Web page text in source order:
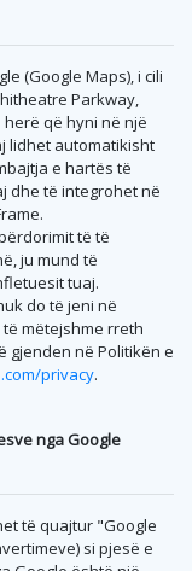
(Google Maps), i cili
Parkway,
herë që hyni në një
lidhet automatikisht
e hartës të
dhe të integrohet në
të të
ju mund të
tuaj.
do të jeni në
mëtejshme rreth
gjenden në Politikën e
privacy.
nga Google
të quajtur "Google
si pjesë e